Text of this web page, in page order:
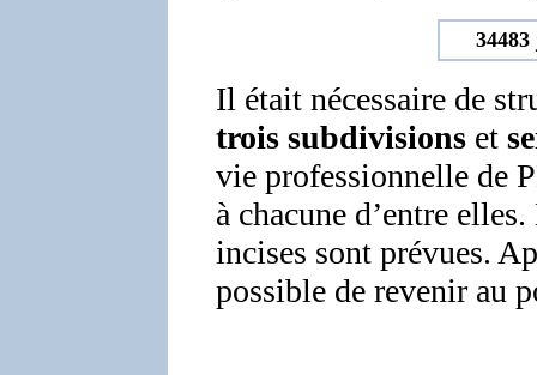
Il était nécessaire de
trois subdivisions et
vie professionnelle de
à chacune d’entre
incises sont prévues.
possible de revenir au